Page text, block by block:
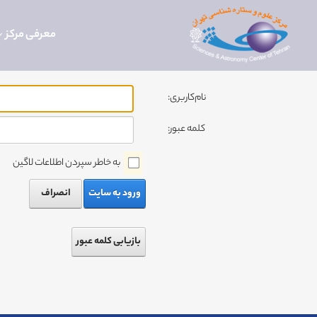
معرفی مرکز
نام‌کاربری:
کلمه عبور:
به خاطر سپردن اطلاعات لاگین
ورود به سایت
انصراف
بازیابی کلمه عبور